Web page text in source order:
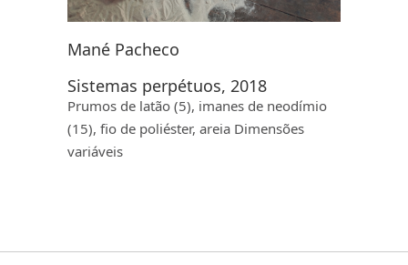
Mané Pacheco
Sistemas perpétuos, 2018
Prumos de latão (5), imanes de neodímio
(15), fio de poliéster, areia Dimensões
variáveis